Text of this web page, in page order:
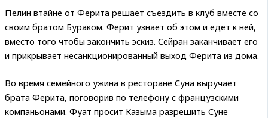
Пелин втайне от Ферита решает съездить в клуб вместе со
своим братом Бураком. Ферит узнает об этом и едет к ней,
вместо того чтобы закончить эскиз. Сейран заканчивает его
и прикрывает несанкционированный выход Ферита из дома.
Во время семейного ужина в ресторане Суна выручает
брата Ферита, поговорив по телефону с французскими
компаньонами. Фуат просит Казыма разрешить Суне